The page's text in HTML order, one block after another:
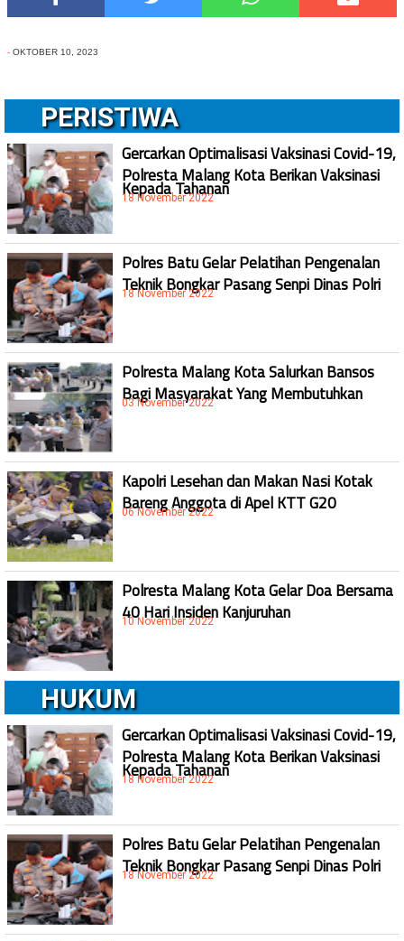
- OKTOBER 10, 2023
PERISTIWA
Gercarkan Optimalisasi Vaksinasi Covid-19,
Polresta Malang Kota Berikan Vaksinasi
Kepada Tahanan
18 November 2022
Polres Batu Gelar Pelatihan Pengenalan
Teknik Bongkar Pasang Senpi Dinas Polri
18 November 2022
Polresta Malang Kota Salurkan Bansos
Bagi Masyarakat Yang Membutuhkan
03 November 2022
Kapolri Lesehan dan Makan Nasi Kotak
Bareng Anggota di Apel KTT G20
06 November 2022
Polresta Malang Kota Gelar Doa Bersama
40 Hari Insiden Kanjuruhan
10 November 2022
HUKUM
Gercarkan Optimalisasi Vaksinasi Covid-19,
Polresta Malang Kota Berikan Vaksinasi
Kepada Tahanan
18 November 2022
Polres Batu Gelar Pelatihan Pengenalan
Teknik Bongkar Pasang Senpi Dinas Polri
18 November 2022